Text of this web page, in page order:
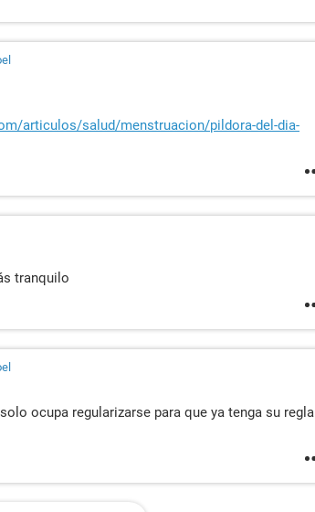
articulos/salud/menstruacion/pildora-del-dia-
tranquilo
ocupa regularizarse para que ya tenga su regla